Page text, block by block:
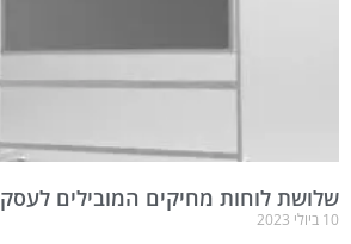
שלושת לוחות מחיקים המובילים לעסק
10 ביולי 2023